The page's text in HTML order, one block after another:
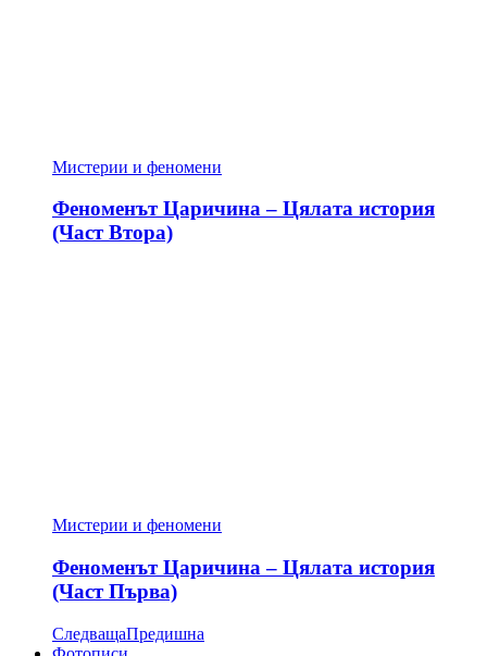
Мистерии и феномени
Феноменът Царичина – Цялата история
(Част Втора)
Мистерии и феномени
Феноменът Царичина – Цялата история
(Част Първа)
СледващаПредишна